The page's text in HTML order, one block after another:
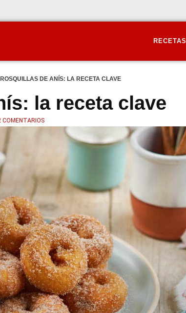
RECETAS
ROSQUILLAS DE ANÍS: LA RECETA CLAVE
la receta clave
COMENTARIOS